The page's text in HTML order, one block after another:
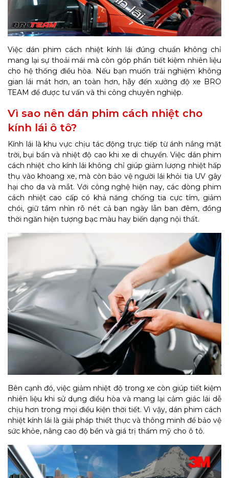
Việc dán phim cách nhiệt kính lái đúng chuẩn không chỉ
mang lại sự thoải mái mà còn góp phần tiết kiệm nhiên liệu
cho hệ thống điều hòa. Nếu bạn muốn trải nghiệm không
gian lái mát hơn, an toàn hơn, hãy đến xưởng độ xe BRO
TEAM để được tư vấn và thi công chuyên nghiệp.
Vì sao nên dán phim cách nhiệt cho
kính lái ô tô?
Kính lái là khu vực chịu tác động trực tiếp từ ánh nắng mặt
trời, bụi bẩn và nhiệt độ cao khi xe di chuyển. Việc dán phim
cách nhiệt cho kính lái không chỉ giúp giảm lượng nhiệt hấp
thụ vào khoang xe, mà còn bảo vệ người lái khỏi tia UV gây
hại cho da và mắt. Với công nghệ hiện nay, các dòng phim
cách nhiệt cao cấp có khả năng chống tia cực tím, giảm
chói, giữ tầm nhìn rõ nét cả ban ngày lẫn ban đêm, đồng
thời ngăn hiện tượng bạc màu hay biến dạng nội thất.
Bên cạnh đó, việc giảm nhiệt độ trong xe còn giúp tiết kiệm
nhiên liệu khi sử dụng điều hòa và mang lại cảm giác lái dễ
chịu hơn trong mọi điều kiện thời tiết. Vì vậy, dán phim cách
nhiệt kính lái là giải pháp thiết thực và thông minh để bảo vệ
sức khỏe, nâng cao độ bền và giá trị thẩm mỹ cho ô tô.